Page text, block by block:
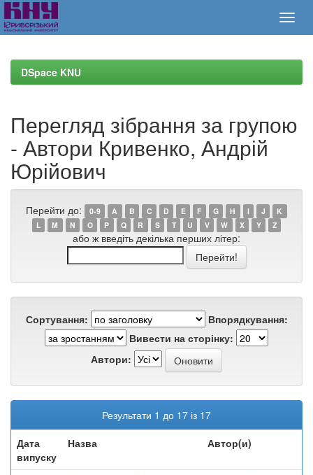
navigationDSpace KNU
Перегляд зібрання за групою
- Автори Кривенко, Андрій
Юрійович
Перейти до: 0-9 A B C D E F G H I J
K
L
M N O P Q R S T U V W X Y Z
або ж введіть декілька перших літер:
Сортування:
Впорядкування:
Вивести на сторінку:
Автори:
Результати 1 до 17 із 17
Дата
випуску
Назва Автор(и)